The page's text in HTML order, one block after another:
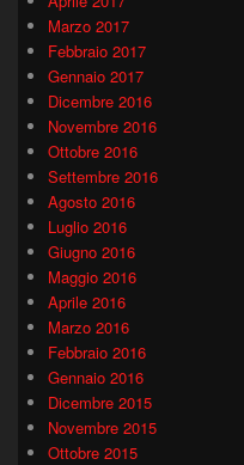
Marzo 2017
Febbraio 2017
Gennaio 2017
Dicembre 2016
Novembre 2016
Ottobre 2016
Settembre 2016
Agosto 2016
Luglio 2016
Giugno 2016
Maggio 2016
Aprile 2016
Marzo 2016
Febbraio 2016
Gennaio 2016
Dicembre 2015
Novembre 2015
Ottobre 2015